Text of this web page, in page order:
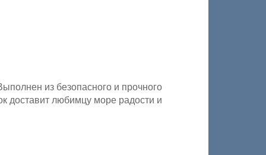
из безопасного и прочного
доставит любимцу море радости и